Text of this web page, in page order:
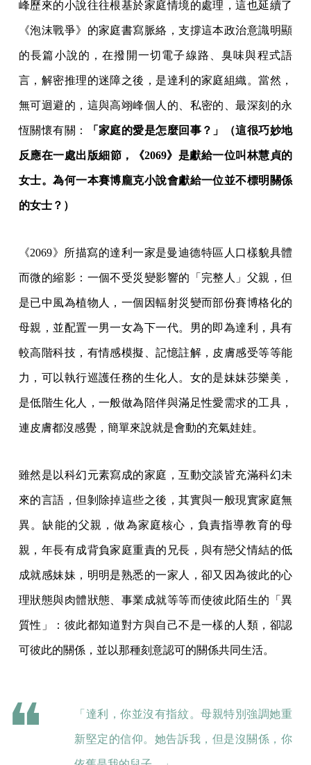
峰歷來的小說往往根基於家庭情境的處理，這也延續了
《泡沫戰爭》的家庭書寫脈絡，支撐這本政治意識明顯
的長篇小說的，在撥開一切電子線路、臭味與程式語
言，解密推理的迷障之後，是達利的家庭組織。當然，
無可迴避的，這與高翊峰個人的、私密的、最深刻的永
恆關懷有關： 「家庭的愛是怎麼回事？」（這很巧妙地
反應在一處出版細節，《2069》是獻給一位叫林慧貞的
女士。為何一本賽博龐克小說會獻給一位並不標明關係
的女士？）
《2069》所描寫的達利一家是曼迪德特區人口樣貌具體
而微的縮影：一個不受災變影響的「完整人」父親，但
是已中風為植物人，一個因輻射災變而部份賽博格化的
母親，並配置一男一女為下一代。男的即為達利，具有
較高階科技，有情感模擬、記憶註解，皮膚感受等等能
力，可以執行巡護任務的生化人。女的是妹妹莎樂美，
是低階生化人，一般做為陪伴與滿足性愛需求的工具，
連皮膚都沒感覺，簡單來說就是會動的充氣娃娃。
雖然是以科幻元素寫成的家庭，互動交談皆充滿科幻未
來的言語，但剝除掉這些之後，其實與一般現實家庭無
異。缺能的父親，做為家庭核心，負責指導教育的母
親，年長有成背負家庭重責的兄長，與有戀父情結的低
成就感妹妹，明明是熟悉的一家人，卻又因為彼此的心
理狀態與肉體狀態、事業成就等等而使彼此陌生的「異
質性」：彼此都知道對方與自己不是一樣的人類，卻認
可彼此的關係，並以那種刻意認可的關係共同生活。
「達利，你並沒有指紋。母親特別強調她重
新堅定的信仰。她告訴我，但是沒關係，你